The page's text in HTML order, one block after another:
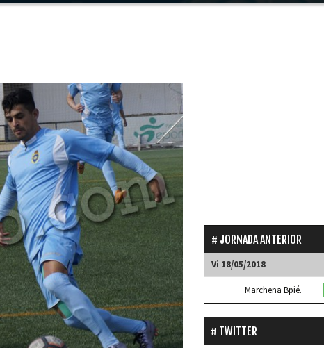
JORNADA ANTERIOR
Vi 18/05/2018
Marchena Bpié.
TWITTER